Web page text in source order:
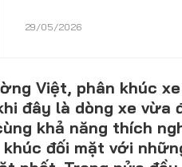
0972271616
29/05/2026
Việt, phân khúc
đây là dòng xe
khả năng thích
đối mặt với